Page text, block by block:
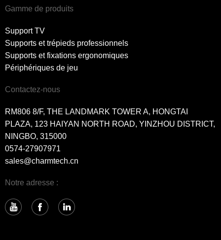
Gamme de produits
Support TV
Supports et trépieds professionnels
Supports et fixations ergonomiques
Périphériques de jeu
Contactez-nous
RM806 8/F, THE LANDMARK TOWER A, HONGTAI
PLAZA, 123 HAIYAN NORTH ROAD, YINZHOU DISTRICT,
NINGBO, 315000
0574-27907971
sales@charmtech.cn
Notre adresse :